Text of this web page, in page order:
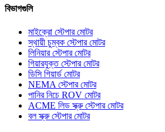
বিভাগগুলি
মাইক্রো স্টেপার মোটর
স্থায়ী চুম্বক স্টেপার মোটর
লিনিয়ার স্টেপার মোটর
গিয়ারযুক্ত স্টেপার মোটর
ডিসি গিয়ার্ড মোটর
NEMA স্টেপার মোটর
পানির নিচে ROV মোটর
ACME লিড স্ক্রু স্টেপার মোটর
বল স্ক্রু স্টেপার মোটর